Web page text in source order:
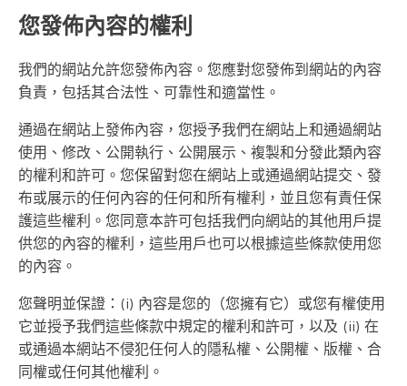
您發佈內容的權利
我們的網站允許您發佈內容。您應對您發佈到網站的內容
負責，包括其合法性、可靠性和適當性。
通過在網站上發佈內容，您授予我們在網站上和通過網站
使用、修改、公開執行、公開展示、複製和分發此類內容
的權利和許可。您保留對您在網站上或通過網站提交、發
布或展示的任何內容的任何和所有權利，並且您有責任保
護這些權利。您同意本許可包括我們向網站的其他用戶提
供您的內容的權利，這些用戶也可以根據這些條款使用您
的內容。
您聲明並保證：(i) 內容是您的（您擁有它）或您有權使用
它並授予我們這些條款中規定的權利和許可，以及 (ii) 在
或通過本網站不侵犯任何人的隱私權、公開權、版權、合
同權或任何其他權利。